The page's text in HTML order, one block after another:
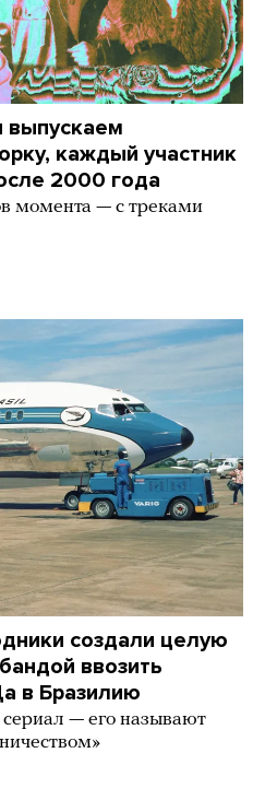
каждый участник
2000 года
момента — с треками
создали целую
ввозить
в Бразилию
— его называют